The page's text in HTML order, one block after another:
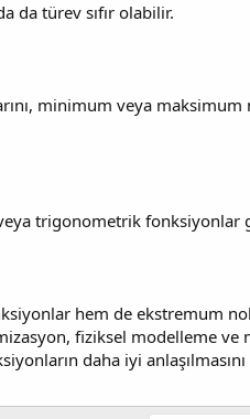
da türev sıfır olabilir.
minimum veya maksimum
trigonometrik fonksiyonlar
hem de ekstremum
fiziksel modelleme
daha iyi